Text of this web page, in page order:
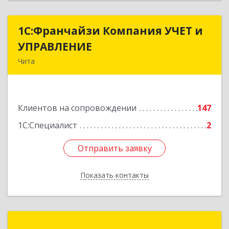
1С:Франчайзи Компания УЧЕТ и
УПРАВЛЕНИЕ
Чита
Клиентов на сопровождении
147
1С:Специалист
2
Отправить заявку
Показать контакты
1С:Франчайзи Компания УЧЕТ и
Подробнее
Отправить заявку
Назад